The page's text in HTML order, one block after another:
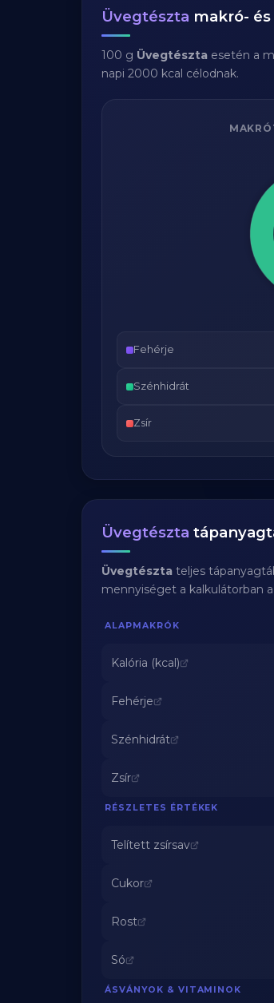
Üvegtészta makró-
100 g Üvegtészta esetén a
napi 2000 kcal célodnak.
Fehérje
Szénhidrát
Zsír
Üvegtészta
Üvegtészta teljes
mennyiséget a kalkulátorban
ALAPMAKRÓK
Kalória (kcal)
Fehérje
Szénhidrát
Zsír
RÉSZLETES ÉRTÉKEK
Telített zsírsav
Cukor
Rost
Só
ÁSVÁNYOK & VITAMINOK